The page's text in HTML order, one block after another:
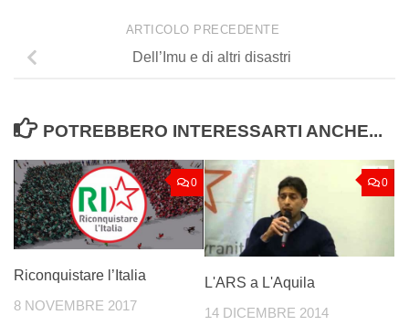
ARTICOLO PRECEDENTE
Dell’Imu e di altri disastri
POTREBBERO INTERESSARTI ANCHE...
0
Riconquistare l’Italia
8 NOVEMBRE 2017
0
L'ARS a L'Aquila
14 DICEMBRE 2014